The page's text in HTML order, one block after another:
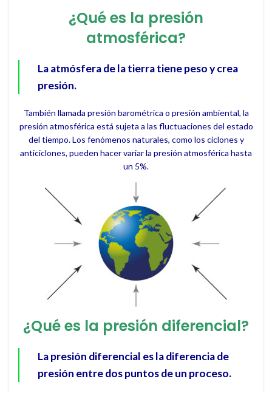
¿Qué es la presión
atmosférica?
La atmósfera de la tierra tiene peso y crea
presión.
También llamada presión barométrica o presión ambiental, la
presión atmosférica está sujeta a las fluctuaciones del estado
del tiempo. Los fenómenos naturales, como los ciclones y
anticiclones, pueden hacer variar la presión atmosférica hasta
un 5%.
¿Qué es la presión diferencial?
La presión diferencial es la diferencia de
presión entre dos puntos de un proceso.